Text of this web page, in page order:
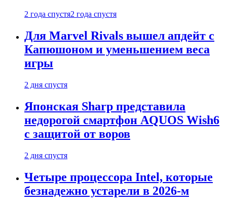
2 года спустя2 года спустя
Для Marvel Rivals вышел апдейт с
Капюшоном и уменьшением веса
игры
2 дня спустя
Японская Sharp представила
недорогой смартфон AQUOS Wish6
с защитой от воров
2 дня спустя
Четыре процессора Intel, которые
безнадежно устарели в 2026-м